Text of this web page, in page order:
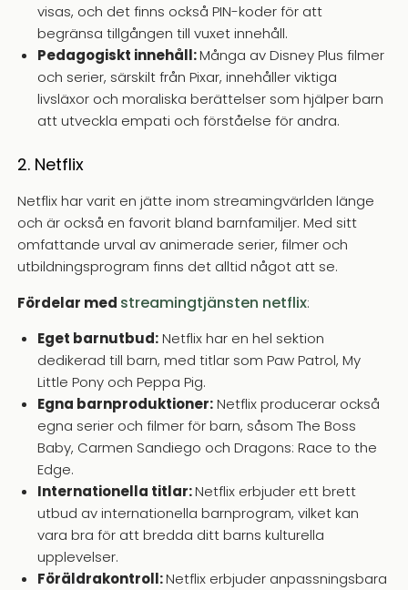
visas, och det finns också PIN-koder för att
begränsa tillgången till vuxet innehåll.
Pedagogiskt innehåll:Många av Disney Plus filmer
och serier, särskilt från Pixar, innehåller viktiga
livsläxor och moraliska berättelser som hjälper barn
att utveckla empati och förståelse för andra.
2. Netflix
Netflix har varit en jätte inom streamingvärlden länge
och är också en favorit bland barnfamiljer. Med sitt
omfattande urval av animerade serier, filmer och
utbildningsprogram finns det alltid något att se.
Fördelar med streamingtjänsten netflix:
Eget barnutbud:Netflix har en hel sektion
dedikerad till barn, med titlar som Paw Patrol, My
Little Pony och Peppa Pig.
Egna barnproduktioner:Netflix producerar också
egna serier och filmer för barn, såsom The Boss
Baby, Carmen Sandiego och Dragons: Race to the
Edge.
Internationella titlar:Netflix erbjuder ett brett
utbud av internationella barnprogram, vilket kan
vara bra för att bredda ditt barns kulturella
upplevelser.
Föräldrakontroll:Netflix erbjuder anpassningsbara